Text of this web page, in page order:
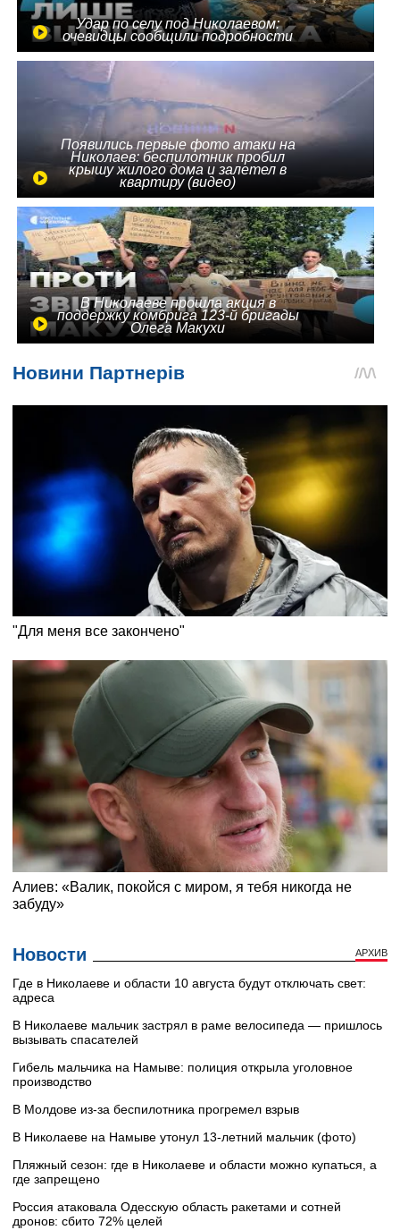
Удар по селу под Николаевом:
очевидцы сообщили подробности
Появились первые фото атаки на
Николаев: беспилотник пробил
крышу жилого дома и залетел в
квартиру (видео)
В Николаеве прошла акция в
поддержку комбрига 123-й бригады
Олега Макухи
Новости АРХИВ
Где в Николаеве и области 10 августа будут отключать свет:
адреса
В Николаеве мальчик застрял в раме велосипеда — пришлось
вызывать спасателей
Гибель мальчика на Намыве: полиция открыла уголовное
производство
В Молдове из-за беспилотника прогремел взрыв
В Николаеве на Намыве утонул 13-летний мальчик (фото)
Пляжный сезон: где в Николаеве и области можно купаться, а
где запрещено
Россия атаковала Одесскую область ракетами и сотней
дронов: сбито 72% целей